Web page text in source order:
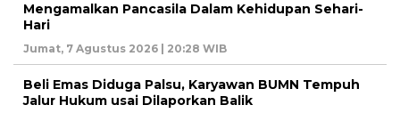
Mengamalkan Pancasila Dalam Kehidupan Sehari-
Hari
Jumat, 7 Agustus 2026 | 20:28 WIB
Beli Emas Diduga Palsu, Karyawan BUMN Tempuh
Jalur Hukum usai Dilaporkan Balik